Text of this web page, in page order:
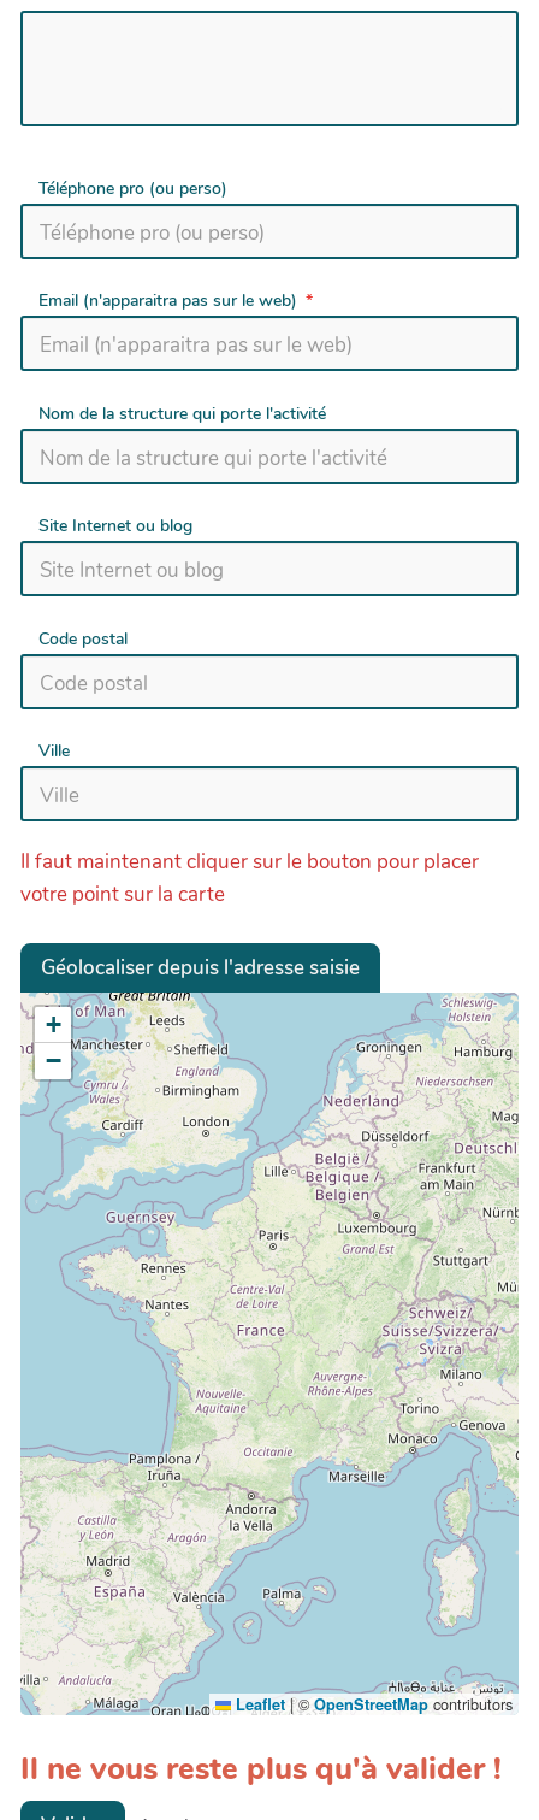
Téléphone pro (ou perso)
Email (n'apparaitra pas sur le web)
Nom de la structure qui porte l'activité
Site Internet ou blog
Code postal
Ville
Il faut maintenant cliquer sur le bouton pour placer
votre point sur la carte
Géolocaliser depuis l'adresse saisie
+
−
Leaflet |©OpenStreetMap contributors
Il ne vous reste plus qu'à valider !